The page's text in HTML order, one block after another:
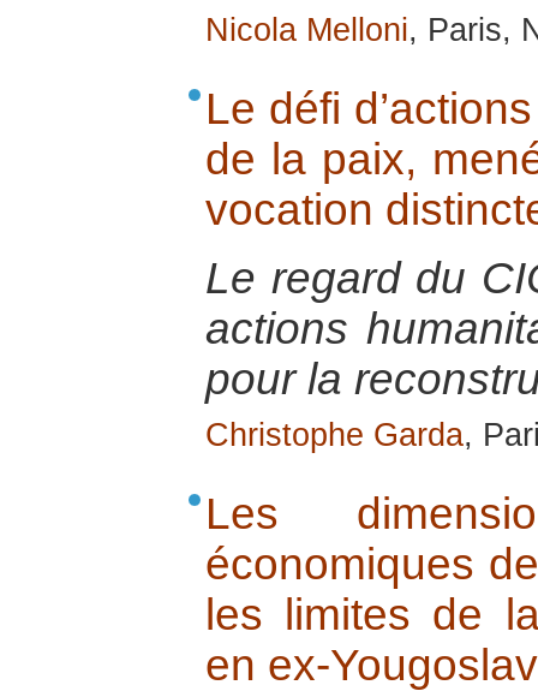
Nicola Melloni, Paris,
Le défi
de la paix,
vocation
Le regard du
actions
pour la
Christophe Garda,
Les
économiques
les limites de
en ex-